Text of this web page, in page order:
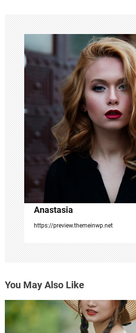
v
i
g
a
t
i
o
n
Anastasia
https://preview.themeinwp.net
You May Also Like